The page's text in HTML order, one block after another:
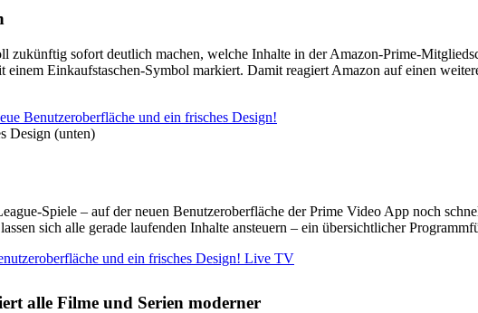
zukünftig sofort deutlich machen, welche Inhalte in der Amazon-Prime-
einem Einkaufstaschen-Symbol markiert. Damit reagiert Amazon auf einen
Design (unten)
Spiele – auf der neuen Benutzeroberfläche der Prime Video App noch
sich alle gerade laufenden Inhalte ansteuern – ein übersichtlicher
alle Filme und Serien moderner